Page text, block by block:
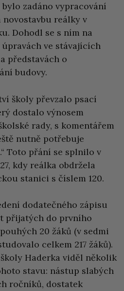
zadáno vypracování
novostavbu reálky v
Dohodl se s ním na
úpravách ve stávajících
představách o
budovy.
školy převzalo psací
dostalo výnosem
rady, s komentářem
nutně potřebuje
Toto přání se splnilo v
kdy reálka obdržela
stanici s číslem 120.
dodatečného zápisu
přijatých do prvního
20 žáků (v sedmi
celkem 217 žáků).
Haderka viděl několik
stavu: nástup slabých
ročníků, dostatek